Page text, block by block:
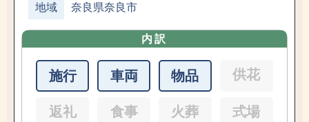
地域 奈良県奈良市
内訳
施行 車両 物品 供花
返礼 食事 火葬 式場